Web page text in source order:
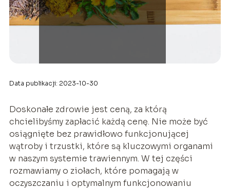
Data publikacji: 2023-10-30
Doskonałe zdrowie jest ceną, za którą
chcielibyśmy zapłacić każdą cenę. Nie może być
osiągnięte bez prawidłowo funkcjonującej
wątroby i trzustki, które są kluczowymi organami
w naszym systemie trawiennym. W tej części
rozmawiamy o ziołach, które pomagają w
oczyszczaniu i optymalnym funkcjonowaniu